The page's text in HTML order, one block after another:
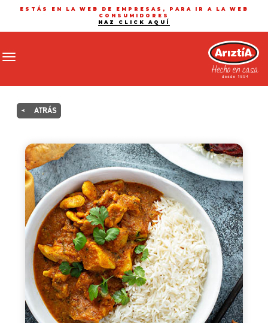
ESTÁS EN LA WEB DE EMPRESAS, PARA IR A LA WEB
CONSUMIDORES
HAZ CLICK AQUÍ
Toggle navigation
< ATRÁS